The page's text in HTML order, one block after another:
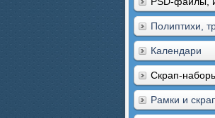
Полиптихи,
Календари
Скрап-
Рамки и